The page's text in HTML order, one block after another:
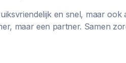
en snel, maar ook
maar een partner. Samen